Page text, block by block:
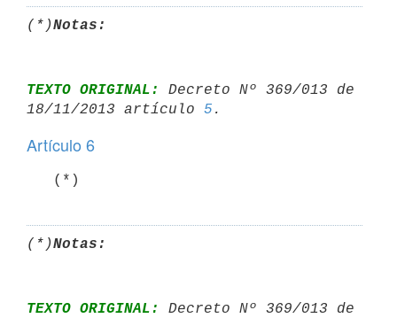
(*)Notas:
TEXTO ORIGINAL:
Decreto Nº 369/013 de
18/11/2013 artículo 5
Artículo 6
   (*)
(*)Notas:
TEXTO ORIGINAL:
Decreto Nº 369/013 de